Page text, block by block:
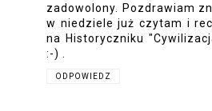
zadowolony. Pozdrawiam
w niedziele już czytam i
na Historyczniku
:-) .
ODPOWIEDZ